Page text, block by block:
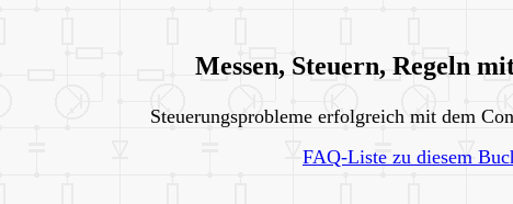
Messen, Steuern, Regeln
Steuerungsprobleme erfolgreich mit dem
FAQ-Liste zu diesem